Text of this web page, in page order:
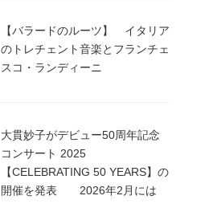
【バラードのルーツ】 イタリア
のトレチェント音楽とフランチェ
スコ・ランディーニ
大貫妙子がデビュー50周年記念
コンサート 2025
【CELEBRATING 50 YEARS】の
開催を発表 2026年2月には